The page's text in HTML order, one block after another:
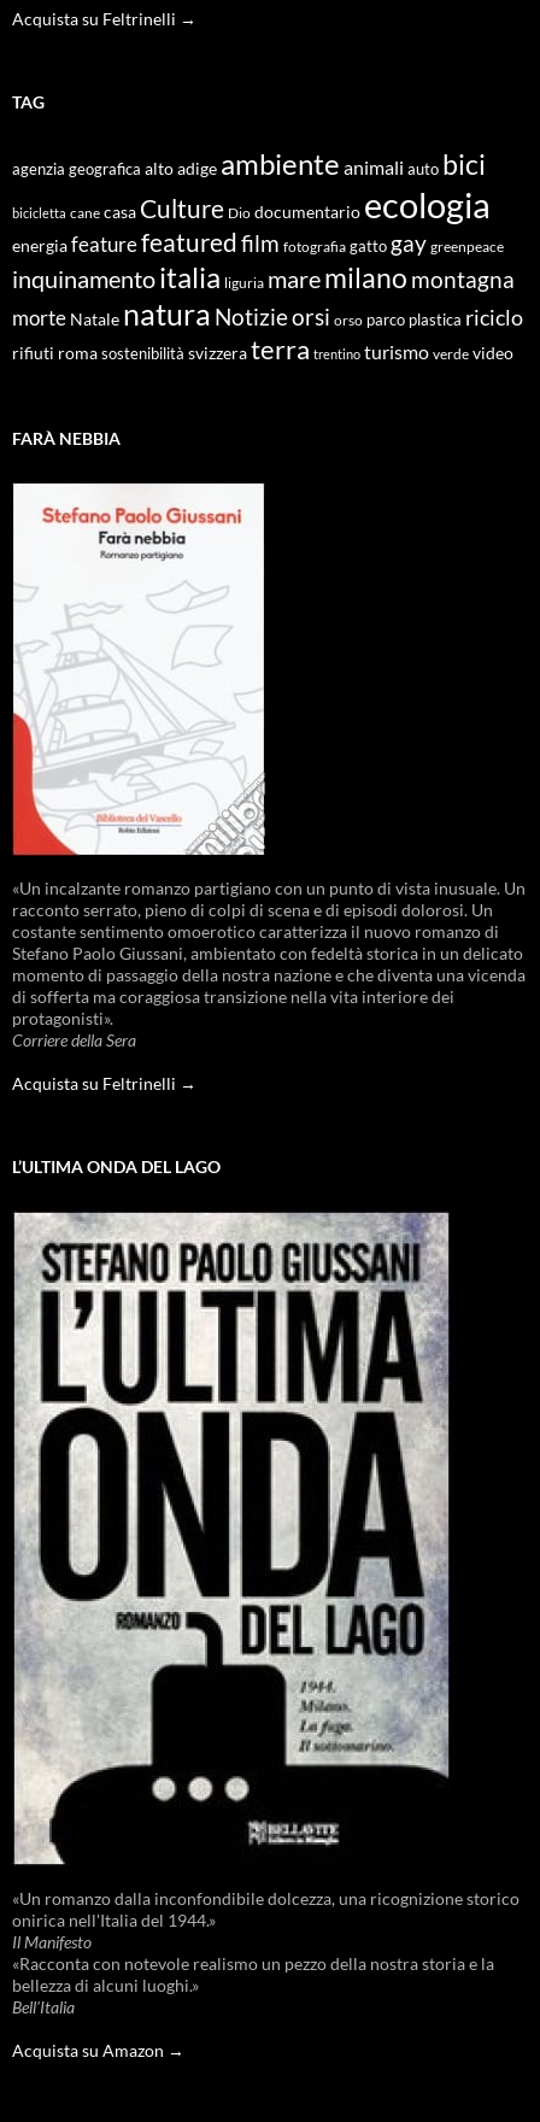
Acquista su Feltrinelli →
TAG
agenzia geografica alto adige ambiente animali auto bici
bicicletta cane casa Culture Dio documentario ecologia
energiafeaturefeaturedfilm fotografia gatto gay greenpeace
inquinamentoitalia liguria maremilano montagna
morte Natale natura Notizieorsi orso parco plastica riciclo
rifiuti roma sostenibilità svizzeraterra trentino turismo verde video
FARÀ NEBBIA
«Un incalzante romanzo partigiano con un punto di vista inusuale. Un
racconto serrato, pieno di colpi di scena e di episodi dolorosi. Un
costante sentimento omoerotico caratterizza il nuovo romanzo di
Stefano Paolo Giussani, ambientato con fedeltà storica in un delicato
momento di passaggio della nostra nazione e che diventa una vicenda
di sofferta ma coraggiosa transizione nella vita interiore dei
protagonisti».
Corriere della Sera
Acquista su Feltrinelli →
L’ULTIMA ONDA DEL LAGO
«Un romanzo dalla inconfondibile dolcezza, una ricognizione storico
onirica nell'Italia del 1944.»
Il Manifesto
«Racconta con notevole realismo un pezzo della nostra storia e la
bellezza di alcuni luoghi.»
Bell'Italia
Acquista su Amazon →